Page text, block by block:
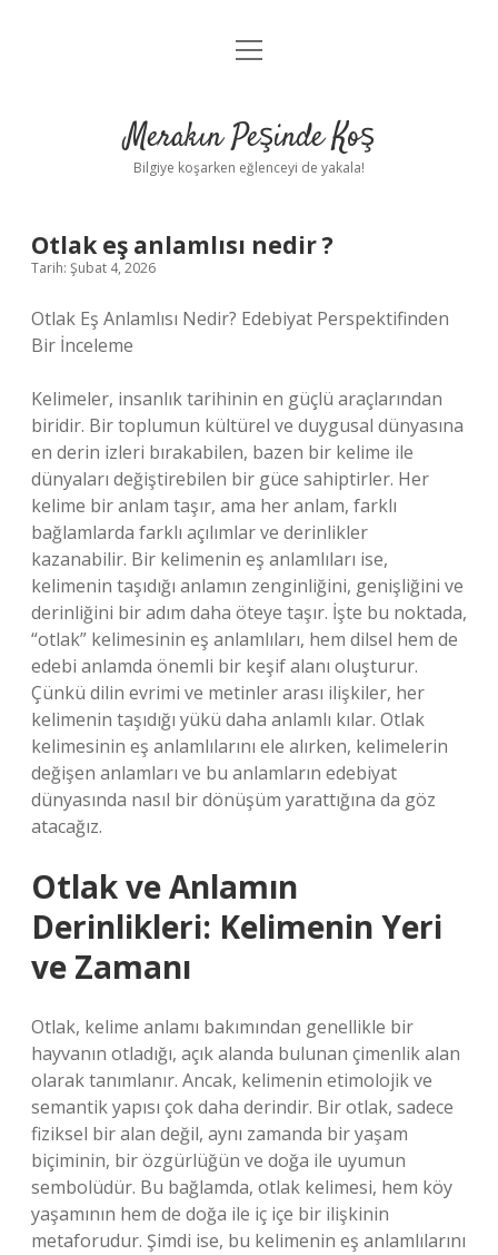
Anasayfa
Yasal Uyarı
menüyü
Merakın Peşinde Koş
Bilgiye koşarken eğlenceyi de yakala!
Otlak eş anlamlısı nedir ?
Tarih: Şubat 4, 2026
Otlak Eş Anlamlısı Nedir? Edebiyat Perspektifinden
Bir İnceleme
Kelimeler, insanlık tarihinin en güçlü araçlarından
biridir. Bir toplumun kültürel ve duygusal dünyasına
en derin izleri bırakabilen, bazen bir kelime ile
dünyaları değiştirebilen bir güce sahiptirler. Her
kelime bir anlam taşır, ama her anlam, farklı
bağlamlarda farklı açılımlar ve derinlikler
kazanabilir. Bir kelimenin eş anlamlıları ise,
kelimenin taşıdığı anlamın zenginliğini, genişliğini ve
derinliğini bir adım daha öteye taşır. İşte bu noktada,
“otlak” kelimesinin eş anlamlıları, hem dilsel hem de
edebi anlamda önemli bir keşif alanı oluşturur.
Çünkü dilin evrimi ve metinler arası ilişkiler, her
kelimenin taşıdığı yükü daha anlamlı kılar. Otlak
kelimesinin eş anlamlılarını ele alırken, kelimelerin
değişen anlamları ve bu anlamların edebiyat
dünyasında nasıl bir dönüşüm yarattığına da göz
atacağız.
Otlak ve Anlamın
Derinlikleri: Kelimenin Yeri
ve Zamanı
Otlak, kelime anlamı bakımından genellikle bir
hayvanın otladığı, açık alanda bulunan çimenlik alan
olarak tanımlanır. Ancak, kelimenin etimolojik ve
semantik yapısı çok daha derindir. Bir otlak, sadece
fiziksel bir alan değil, aynı zamanda bir yaşam
biçiminin, bir özgürlüğün ve doğa ile uyumun
sembolüdür. Bu bağlamda, otlak kelimesi, hem köy
yaşamının hem de doğa ile iç içe bir ilişkinin
metaforudur. Şimdi ise, bu kelimenin eş anlamlılarını